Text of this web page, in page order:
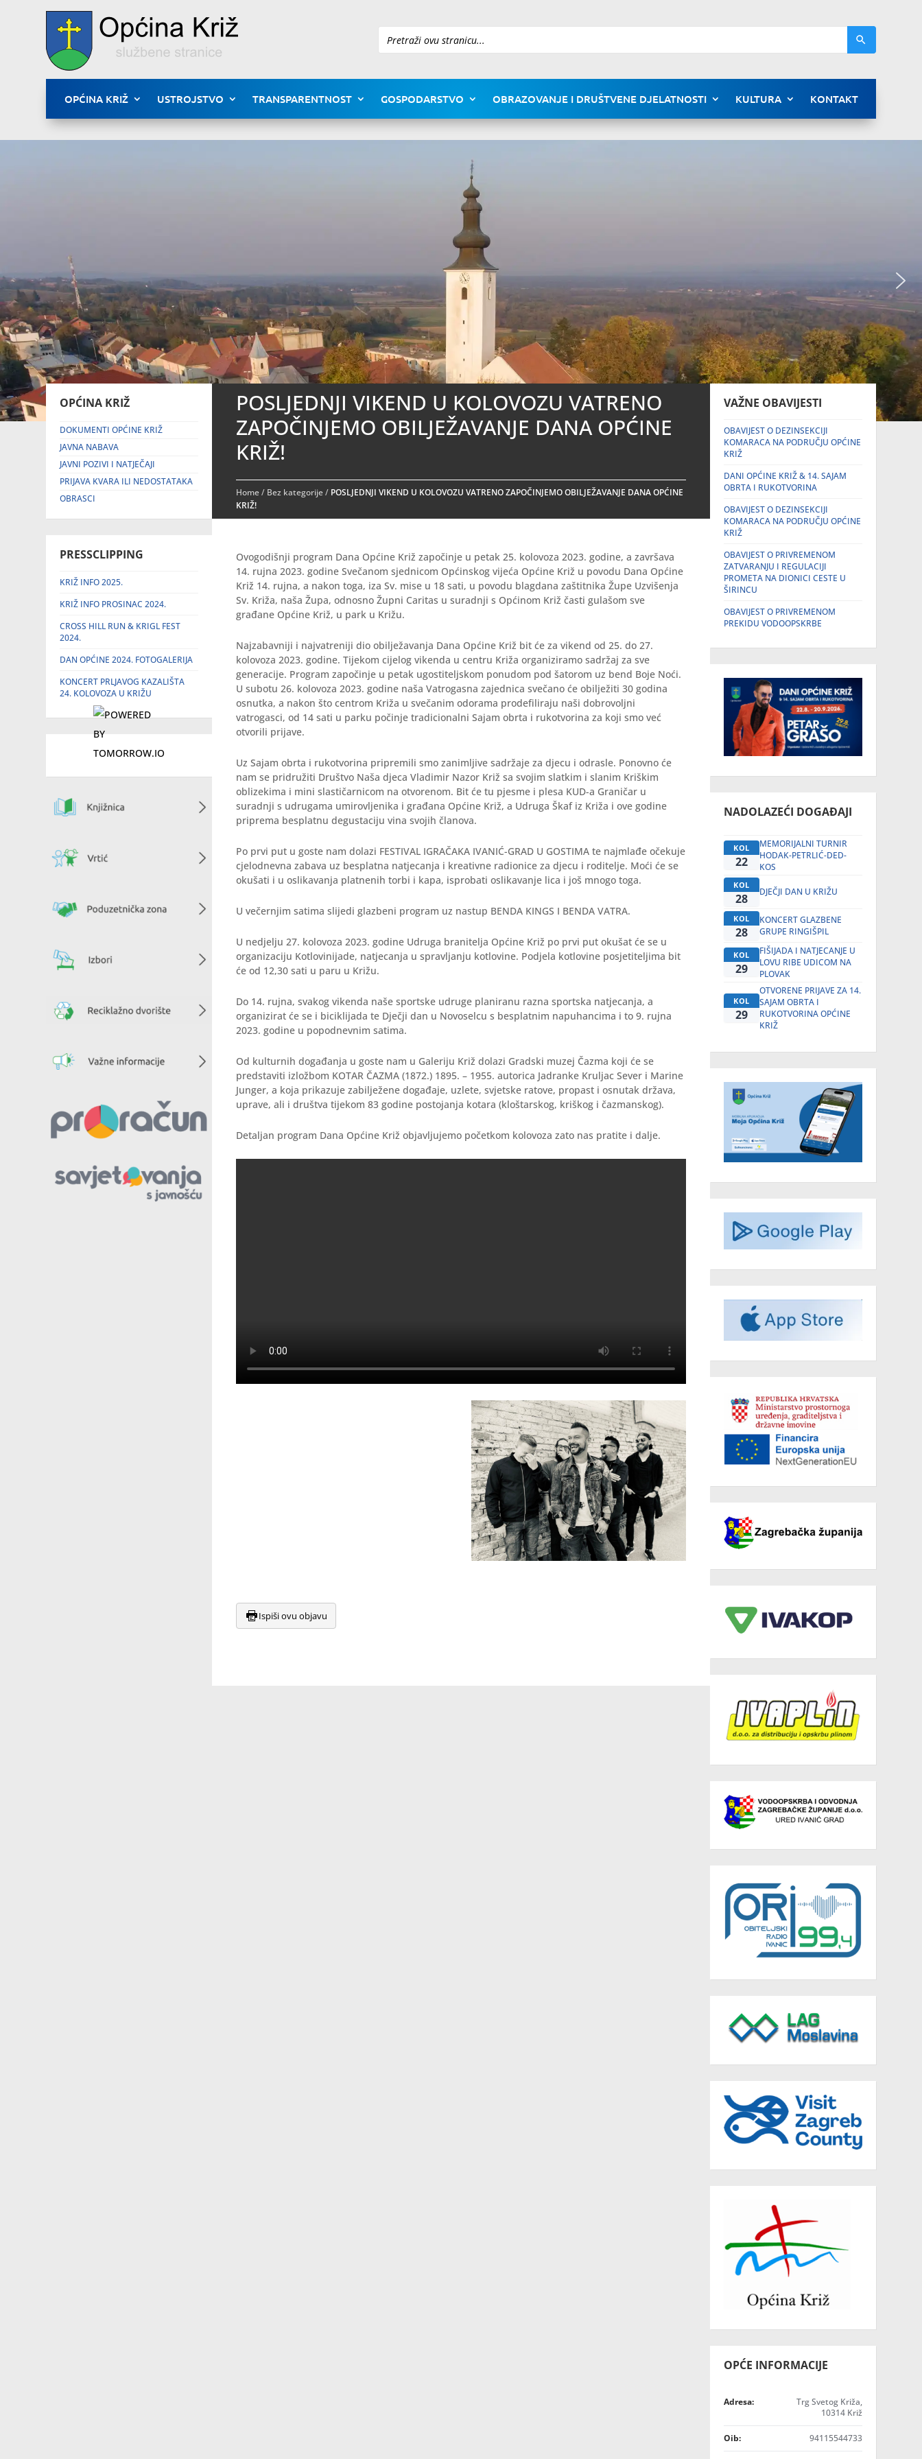
Pretraži
OPĆINA KRIŽ USTROJSTVO TRANSPARENTNOST GOSPODARSTVO OBRAZOVANJE I DRUŠTVENE DJELATNOSTI KULTURA KONTAKT
OPĆINA KRIŽ
DOKUMENTI OPĆINE KRIŽ
JAVNA NABAVA
JAVNI POZIVI I NATJEČAJI
PRIJAVA KVARA ILI NEDOSTATAKA
OBRASCI
PRESSCLIPPING
KRIŽ INFO 2025.
KRIŽ INFO PROSINAC 2024.
CROSS HILL RUN & KRIGL FEST
2024.
DAN OPĆINE 2024. FOTOGALERIJA
KONCERT PRLJAVOG KAZALIŠTA
24. KOLOVOZA U KRIŽU
POSLJEDNJI VIKEND U KOLOVOZU VATRENO
ZAPOČINJEMO OBILJEŽAVANJE DANA OPĆINE
KRIŽ!
Home/ Bez kategorije/ POSLJEDNJI VIKEND U KOLOVOZU VATRENO ZAPOČINJEMO OBILJEŽAVANJE DANA OPĆINE
KRIŽ!
Ovogodišnji program Dana Općine Križ započinje u petak 25. kolovoza 2023. godine, a završava
14. rujna 2023. godine Svečanom sjednicom Općinskog vijeća Općine Križ u povodu Dana Općine
Križ 14. rujna, a nakon toga, iza Sv. mise u 18 sati, u povodu blagdana zaštitnika Župe Uzvišenja
Sv. Križa, naša Župa, odnosno Župni Caritas u suradnji s Općinom Križ časti gulašom sve
građane Općine Križ, u park u Križu.
Najzabavniji i najvatreniji dio obilježavanja Dana Općine Križ bit će za vikend od 25. do 27.
kolovoza 2023. godine. Tijekom cijelog vikenda u centru Križa organiziramo sadržaj za sve
generacije. Program započinje u petak ugostiteljskom ponudom pod šatorom uz bend Boje Noći.
U subotu 26. kolovoza 2023. godine naša Vatrogasna zajednica svečano će obilježiti 30 godina
osnutka, a nakon što centrom Križa u svečanim odorama prodefiliraju naši dobrovoljni
vatrogasci, od 14 sati u parku počinje tradicionalni Sajam obrta i rukotvorina za koji smo već
otvorili prijave.
Uz Sajam obrta i rukotvorina pripremili smo zanimljive sadržaje za djecu i odrasle. Ponovno će
nam se pridružiti Društvo Naša djeca Vladimir Nazor Križ sa svojim slatkim i slanim Kriškim
oblizekima i mini slastičarnicom na otvorenom. Bit će tu pjesme i plesa KUD-a Graničar u
suradnji s udrugama umirovljenika i građana Općine Križ, a Udruga Škaf iz Križa i ove godine
priprema besplatnu degustaciju vina svojih članova.
Po prvi put u goste nam dolazi FESTIVAL IGRAČAKA IVANIĆ-GRAD U GOSTIMA te najmlađe očekuje
cjelodnevna zabava uz besplatna natjecanja i kreativne radionice za djecu i roditelje. Moći će se
okušati i u oslikavanja platnenih torbi i kapa, isprobati oslikavanje lica i još mnogo toga.
U večernjim satima slijedi glazbeni program uz nastup BENDA KINGS I BENDA VATRA.
U nedjelju 27. kolovoza 2023. godine Udruga branitelja Općine Križ po prvi put okušat će se u
organizaciju Kotlovinijade, natjecanja u spravljanju kotlovine. Podjela kotlovine posjetiteljima bit
će od 12,30 sati u paru u Križu.
Do 14. rujna, svakog vikenda naše sportske udruge planiranu razna sportska natjecanja, a
organizirat će se i biciklijada te Dječji dan u Novoselcu s besplatnim napuhancima i to 9. rujna
2023. godine u popodnevnim satima.
Od kulturnih događanja u goste nam u Galeriju Križ dolazi Gradski muzej Čazma koji će se
predstaviti izložbom KOTAR ČAZMA (1872.) 1895. – 1955. autorica Jadranke Kruljac Sever i Marine
Junger, a koja prikazuje zabilježene događaje, uzlete, svjetske ratove, propast i osnutak država,
uprave, ali i društva tijekom 83 godine postojanja kotara (kloštarskog, kriškog i čazmanskog).
Detaljan program Dana Općine Križ objavljujemo početkom kolovoza zato nas pratite i dalje.
Ispiši ovu objavu
VAŽNE OBAVIJESTI
OBAVIJEST O DEZINSEKCIJI
KOMARACA NA PODRUČJU OPĆINE
KRIŽ
DANI OPĆINE KRIŽ & 14. SAJAM
OBRTA I RUKOTVORINA
OBAVIJEST O DEZINSEKCIJI
KOMARACA NA PODRUČJU OPĆINE
KRIŽ
OBAVIJEST O PRIVREMENOM
ZATVARANJU I REGULACIJI
PROMETA NA DIONICI CESTE U
ŠIRINCU
OBAVIJEST O PRIVREMENOM
PREKIDU VODOOPSKRBE
NADOLAZEĆI DOGAĐAJI
KOL
22
MEMORIJALNI TURNIR
HODAK-PETRLIĆ-DED-
KOS
KOL
28 DJEČJI DAN U KRIŽU
KOL
28
KONCERT GLAZBENE
GRUPE RINGIŠPIL
KOL
29
FIŠIJADA I NATJECANJE U
LOVU RIBE UDICOM NA
PLOVAK
KOL
29
OTVORENE PRIJAVE ZA 14.
SAJAM OBRTA I
RUKOTVORINA OPĆINE
KRIŽ
OPĆE INFORMACIJE
Adresa:
Trg Svetog Križa,
10314 Križ
Oib: 94115544733